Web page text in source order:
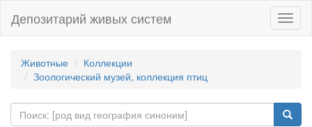
Депозитарий живых систем
Животные
Коллекции
Зоологический музей, коллекция птиц